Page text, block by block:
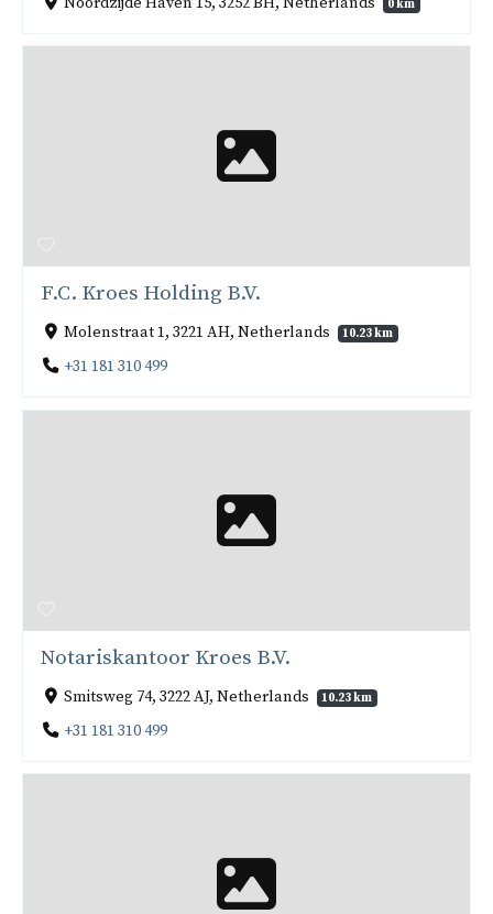
0 km
F.C. Kroes Holding B.V.
Molenstraat 1, 3221 AH, Netherlands 10.23 km
+31 181 310 499
Notariskantoor Kroes B.V.
Smitsweg 74, 3222 AJ, Netherlands 10.23 km
+31 181 310 499